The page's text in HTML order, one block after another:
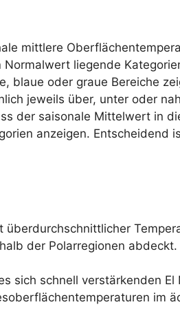
mittlere
liegende
blaue oder graue Bereiche
jeweils über, unter oder
der saisonale Mittelwert in
anzeigen. Entscheidend
der Polarregionen abdeckt.
sich schnell verstärkenden El
im